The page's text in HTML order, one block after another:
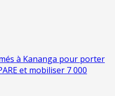
à Kananga pour porter
et mobiliser 7 000